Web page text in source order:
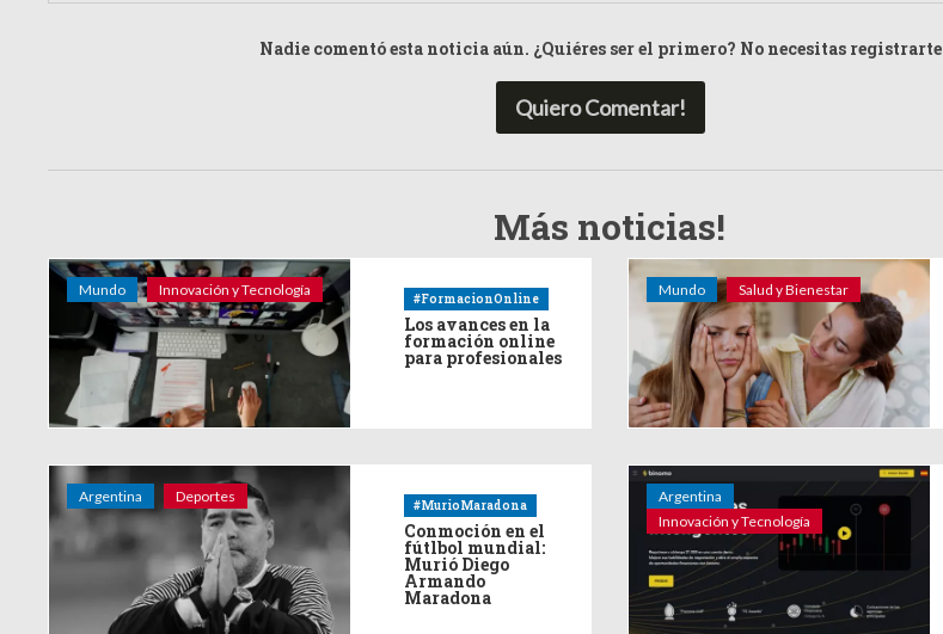
Nadie comentó esta noticia aún. ¿Quiéres ser el primero? No necesitas registrarte
Quiero Comentar!
Más noticias!
Mundo Innovación y Tecnología
#FormacionOnline
Los avances en la
formación online
para profesionales
Mundo Salud y Bienestar
Argentina Deportes
#MurioMaradona
Conmoción en el
fútlbol mundial:
Murió Diego
Armando
Maradona
Argentina
Innovación y Tecnología